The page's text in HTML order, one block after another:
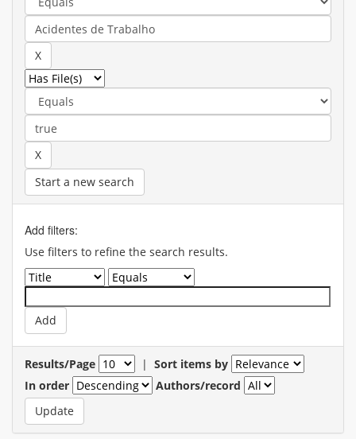
Start a new search
Add filters:
Use filters to refine the search results.
Results/Page | Sort items by
In order
Authors/record